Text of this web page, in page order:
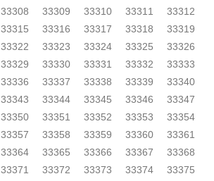
33308 33309 33310 33311
33312
33315 33316 33317 33318
33319
33322 33323 33324 33325
33326
33329 33330 33331 33332
33333
33336 33337 33338 33339
33340
33343 33344 33345 33346
33347
33350 33351 33352 33353
33354
33357 33358 33359 33360
33361
33364 33365 33366 33367
33368
33371 33372 33373 33374
33375